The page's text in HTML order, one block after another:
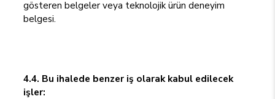
gösteren belgeler veya teknolojik ürün deneyim
belgesi.
4.4. Bu ihalede benzer iş olarak kabul edilecek
işler: